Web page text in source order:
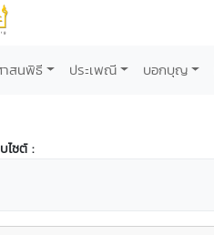
าสนพิธี ประเพณี บอกบุญ
ไซต์ :